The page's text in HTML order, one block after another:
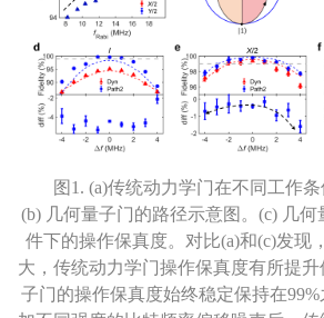
图1. (a)传统动力学门在不同工作条
(b) 几何量子门的路径示意图。(c) 几
件下的操作保真度。对比(a)和(c)发现
大，传统动力学门操作保真度有所提
子门的操作保真度始终稳定保持在